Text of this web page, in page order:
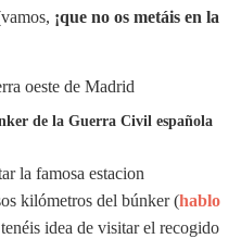
¡que no os metáis en la
de la Guerra Civil española
la famosa estacion
kilómetros del búnker (hablo
idea de visitar el recogido